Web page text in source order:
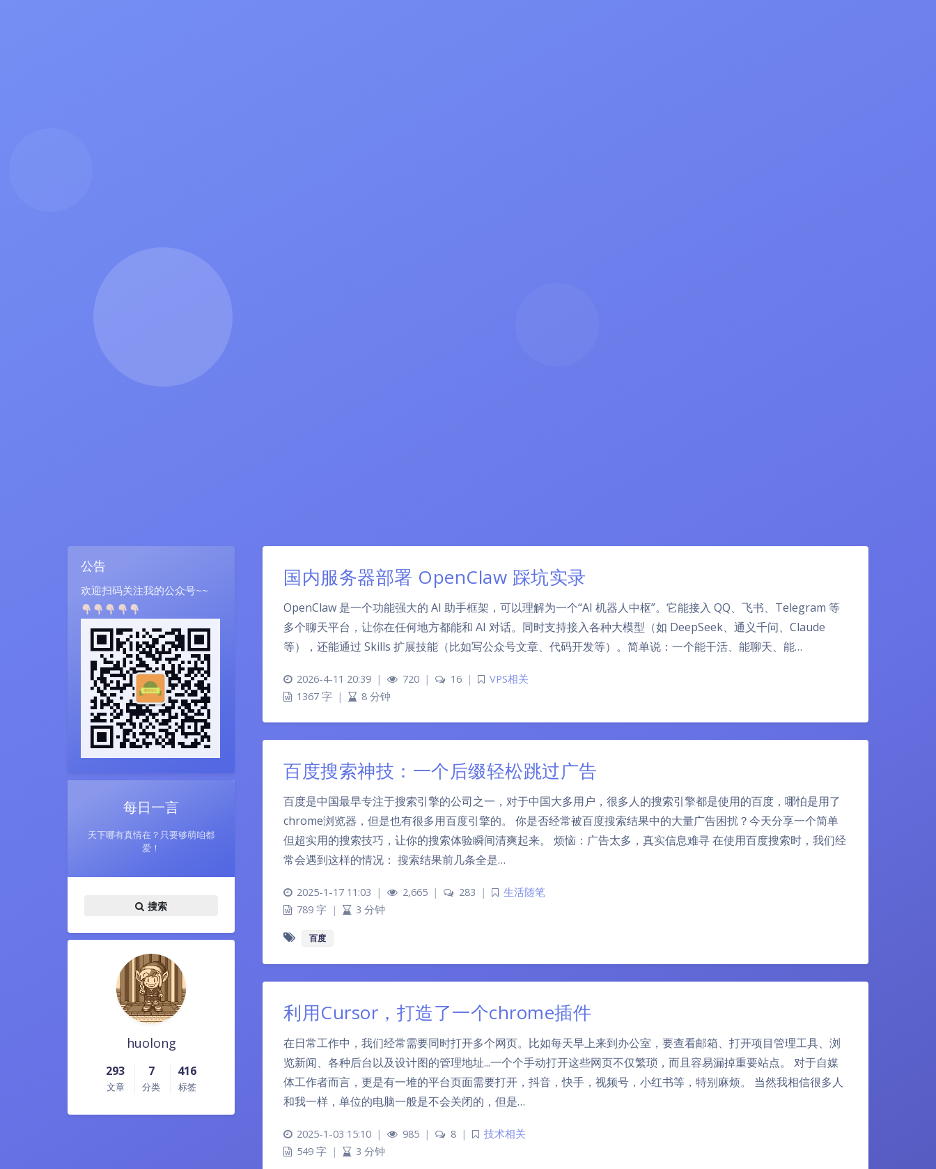
公告
欢迎扫码关注我的公众号~~
每日一言
天下哪有真情在？只要够萌咱都
爱！
搜索
huolong
293
文章
7
分类
416
标签
国内服务器部署 OpenClaw 踩坑实录
OpenClaw 是一个功能强大的 AI 助手框架，可以理解为一个“AI 机器人中枢”。它能接入 QQ、飞书、Telegram 等
多个聊天平台，让你在任何地方都能和 AI 对话。同时支持接入各种大模型（如 DeepSeek、通义千问、Claude
等），还能通过 Skills 扩展技能（比如写公众号文章、代码开发等）。简单说：一个能干活、能聊天、能…
2026-4-11 20:39 | 720 | 16 |
VPS相关
1367 字 | 8 分钟
百度搜索神技：一个后缀轻松跳过广告
百度是中国最早专注于搜索引擎的公司之一，对于中国大多用户，很多人的搜索引擎都是使用的百度，哪怕是用了
chrome浏览器，但是也有很多用百度引擎的。 你是否经常被百度搜索结果中的大量广告困扰？今天分享一个简单
但超实用的搜索技巧，让你的搜索体验瞬间清爽起来。 烦恼：广告太多，真实信息难寻 在使用百度搜索时，我们经
常会遇到这样的情况： 搜索结果前几条全是…
2025-1-17 11:03 | 2,665 | 283 |
生活随笔
789 字 | 3 分钟
百度
利用Cursor，打造了一个chrome插件
在日常工作中，我们经常需要同时打开多个网页。比如每天早上来到办公室，要查看邮箱、打开项目管理工具、浏
览新闻、各种后台以及设计图的管理地址...一个个手动打开这些网页不仅繁琐，而且容易漏掉重要站点。 对于自媒
体工作者而言，更是有一堆的平台页面需要打开，抖音，快手，视频号，小红书等，特别麻烦。 当然我相信很多人
和我一样，单位的电脑一般是不会关闭的，但是…
2025-1-03 15:10 | 985 | 8 |
技术相关
549 字 | 3 分钟